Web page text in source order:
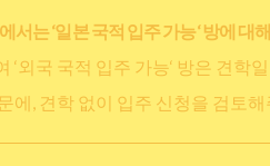
서는 ‘일본 국적 입주 가능‘ 방에
‘외국 국적 입주 가능‘ 방은 견학
에, 견학 없이 입주 신청을 검토